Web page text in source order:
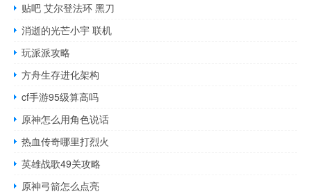
贴吧 艾尔登法环 黑刀
消逝的光芒小宇 联机
玩派派攻略
方舟生存进化架构
cf手游95级算高吗
原神怎么用角色说话
热血传奇哪里打烈火
英雄战歌49关攻略
原神弓箭怎么点亮